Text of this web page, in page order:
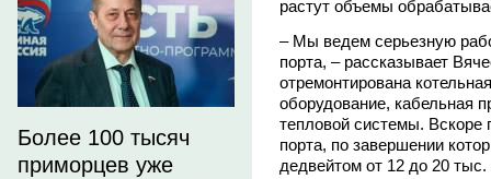
Более 100 тысяч
приморцев уже
растут объемы
– Мы ведем серьезную
порта, – рассказывает
отремонтирована
оборудование, кабельная
тепловой системы. Вскоре
порта, по завершении
дедвейтом от 12 до 20 тыс.